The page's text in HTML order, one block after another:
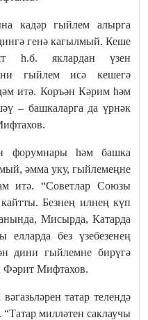
кадәр гыйлем алырга
генә кагылмый. Кеше
һ.б. яклардан үзен
гыйлем исә кешегә
итә. Коръән Кәрим һәм
– башкаларга да үрнәк
форумнары һәм башка
әмма уку, гыйлемеңне
итә. “Советлар Союзы
кайтты. Безнең илнең күп
Мисырда, Катарда
без үзебезенең
дини гыйлемне бирүгә
Фәрит Мифтахов.
татар телендә
“Татар милләтен саклаучы